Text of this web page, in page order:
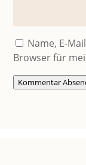
Name, E-
Browser für
Kommentar